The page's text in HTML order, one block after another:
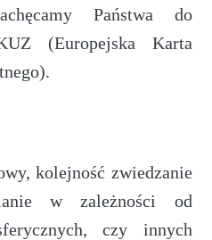
Państwa do
(Europejska Karta
kolejność zwiedzanie
w zależności od
czy innych